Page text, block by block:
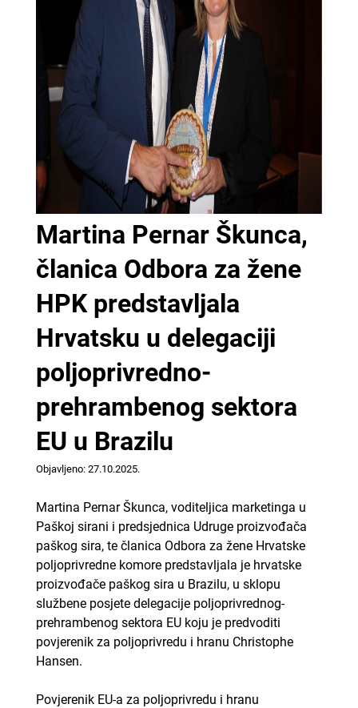
Martina Pernar Škunca,
članica Odbora za žene
HPK predstavljala
Hrvatsku u delegaciji
poljoprivredno-
prehrambenog sektora
EU u Brazilu
Objavljeno: 27.10.2025.
Martina Pernar Škunca, voditeljica marketinga u
Paškoj sirani i predsjednica Udruge proizvođača
paškog sira, te članica Odbora za žene Hrvatske
poljoprivredne komore predstavljala je hrvatske
proizvođače paškog sira u Brazilu, u sklopu
službene posjete delegacije poljoprivrednog-
prehrambenog sektora EU koju je predvoditi
povjerenik za poljoprivredu i hranu Christophe
Hansen.
Povjerenik EU-a za poljoprivredu i hranu